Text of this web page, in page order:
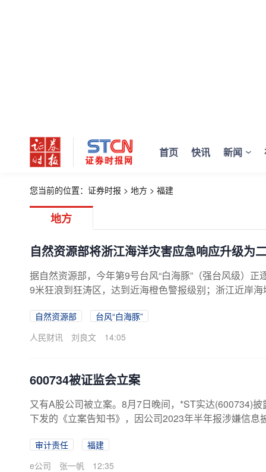
首页 快讯 新闻
您当前的位置： 证券时报 > 地方 > 福建
地方
自然资源部将浙江海洋灾害应急响应升级为
据自然资源部，今年第9号台风“白海豚”（强台风级）
9米狂浪到狂涛区，达到近海橙色警报级别；浙江近岸
色。根据《海洋灾害应急预案》规定，自然资源部于8
灾害应急响应升级为三级。要求浙江、上海、福建、
自然资源部
台风“白海豚”
人民财讯
刘良文 14:05
600734被证监会立案
又有A股公司被立案。8月7日晚间，*ST实达(600734)
下发的《立案告知书》，因公司2023年半年报涉嫌信
司经营不会造成影响，目前公司经营情况一切正常。立
的相关调查工作，并严格按照监管要求履行信息披露义
审计责任
福建
e公司
张一帆 12:35